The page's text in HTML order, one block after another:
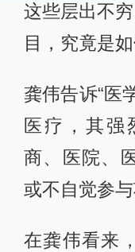
这些层出不
目，究竟是
龚伟告诉“医
医疗，其强
商、医院、
或不自觉参与
在龚伟看来